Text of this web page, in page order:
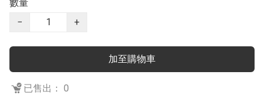
數量
−
+
加至購物車
已售出： 0